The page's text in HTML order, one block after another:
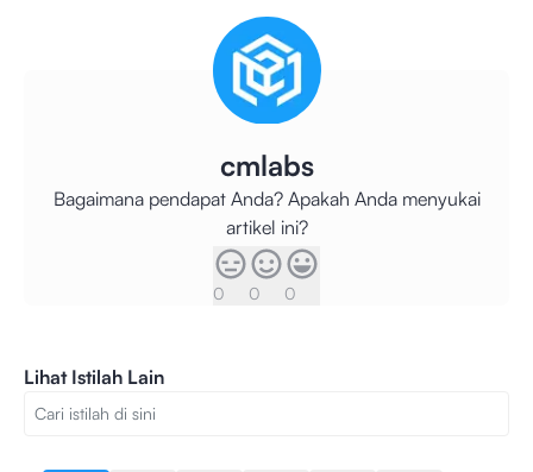
cmlabs
Bagaimana pendapat Anda? Apakah Anda menyukai
artikel ini?
0 0 0
Lihat Istilah Lain